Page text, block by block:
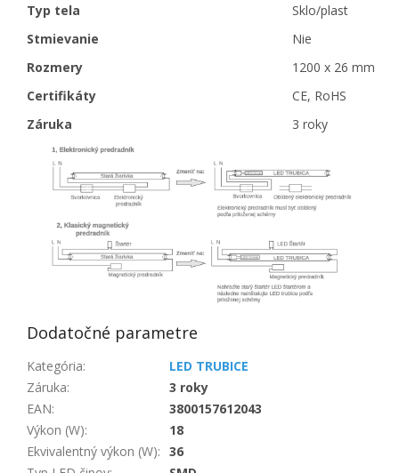
Typ tela
Sklo/plast
Stmievanie
Nie
Rozmery
1200 x 26 mm
Certifikáty
CE, RoHS
Záruka
3 roky
Dodatočné parametre
Kategória:
LED TRUBICE
Záruka:
3 roky
EAN:
3800157612043
Výkon (W):
18
Ekvivalentný výkon (W): 36